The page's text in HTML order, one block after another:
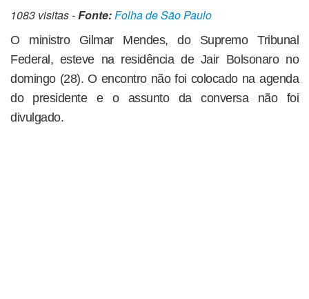
1083 visitas -Fonte:Folha de São Paulo
O ministro Gilmar Mendes, do Supremo Tribunal
Federal, esteve na residência de Jair Bolsonaro no
domingo (28). O encontro não foi colocado na agenda
do presidente e o assunto da conversa não foi
divulgado.